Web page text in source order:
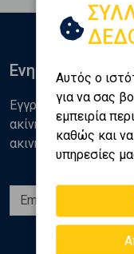
Αυτός ο
για να σας
εμπειρία
καθώς και
υπηρεσίες
Ενημερωθείτε
Εγγραφείτε στο
ακίνητα, αναλύσεις
ακινήτων